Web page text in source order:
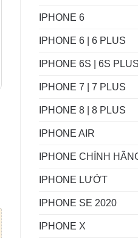
IPHONE 6
IPHONE 6 | 6 PLUS
IPHONE 6S | 6S PLUS
IPHONE 7 | 7 PLUS
IPHONE 8 | 8 PLUS
IPHONE AIR
IPHONE CHÍNH
IPHONE LƯỚT
IPHONE SE 2020
IPHONE X